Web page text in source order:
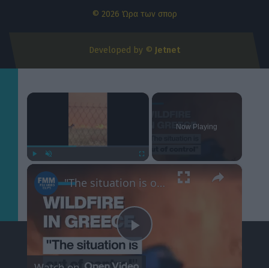
© 2026 Ώρα των σπορ
Developed by © Jetnet
×
Now Playing
×
Play
"The situation is out of control": Greek firefighters battle wildfire for fourth day